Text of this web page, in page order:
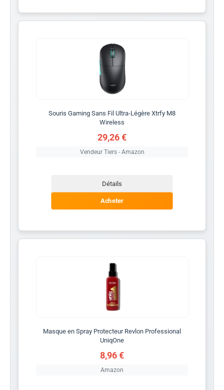
Souris Gaming Sans Fil Ultra-Légère Xtrfy M8
Wireless
29,26 €
Vendeur Tiers - Amazon
Détails
Acheter
Masque en Spray Protecteur Revlon Professional
UniqOne
8,96 €
Amazon